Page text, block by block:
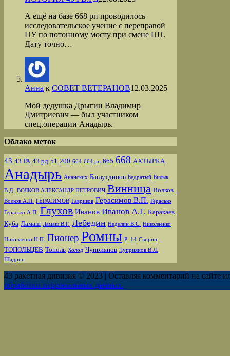
А ещё на базе 668 рп проводилось
исследовательское учение с переправой
ПУ по потонному мосту при смене ПП.
Дату точно…
Анна к СОВЕТ ВЕТЕРАНОВ12.03.2025
Мой дедушка Дрыгин Владимир
Дмитриевич — был участником
спец.операции Анадырь.
Облако меток
43 43 РА 43 рд 51 200 664 664 рп 665 668 АХТЫРКА
Анадырь Ананских Багаутдинов Бедратый Билык
В.Д. ВОЛКОВ АЛЕКСАНДР ПЕТРОВИЧ Винница Волков
Волков А.П. ГЕРАСИМОВ Гавриков Герасимов В.П. Герасько
Герасько А.П. Глухов Иванов Иванов А.Г. Каракаев
Куба Ламаш Ламаш В.Г. Лебедин Неделин В.С. Николаенко
Николаенко Н.П. Пионер Ромны Р–14 Свирин
ТОПОЛЬЦЕВ Тополь Холод Чуприянов Чуприянов В.Л.
Шадрин
43 ракетная дивизия © 2023 | Оставляя комментарий на сайте
обработки персональных данных.